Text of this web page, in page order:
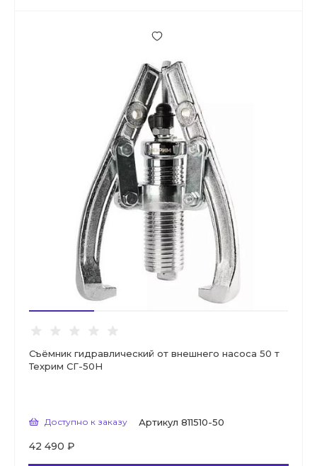
Съёмник гидравлический от внешнего насоса 50 т
Техрим СГ-50Н
Доступно к заказу Артикул 811510-50
42 490 ₽